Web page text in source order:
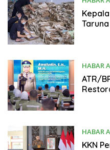
Maret
Taruna
HABAR
Maret
ATR/
HABAR
Maret
KKN